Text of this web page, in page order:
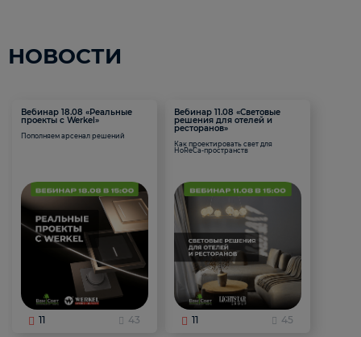
НОВОСТИ
Вебинар 18.08 «Реальные
проекты с Werkel»
Пополняем арсенал решений
11 43
Вебинар 11.08 «Световые
решения для отелей и
ресторанов»
Как проектировать свет для
HoReCa-пространств
11 45